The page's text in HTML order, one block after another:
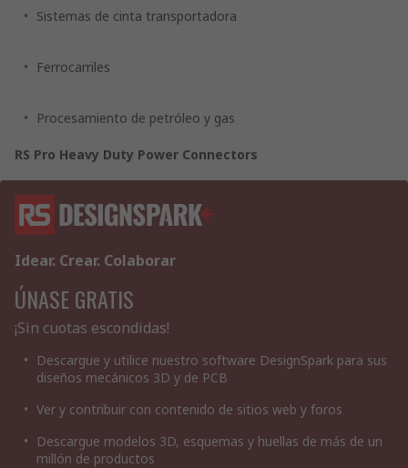
Sistemas de cinta transportadora
Ferrocarriles
Procesamiento de petróleo y gas
RS Pro Heavy Duty Power Connectors
Idear. Crear. Colaborar
ÚNASE GRATIS
¡Sin cuotas escondidas!
Descargue y utilice nuestro software DesignSpark para sus
diseños mecánicos 3D y de PCB
Ver y contribuir con contenido de sitios web y foros
Descargue modelos 3D, esquemas y huellas de más de un
millón de productos